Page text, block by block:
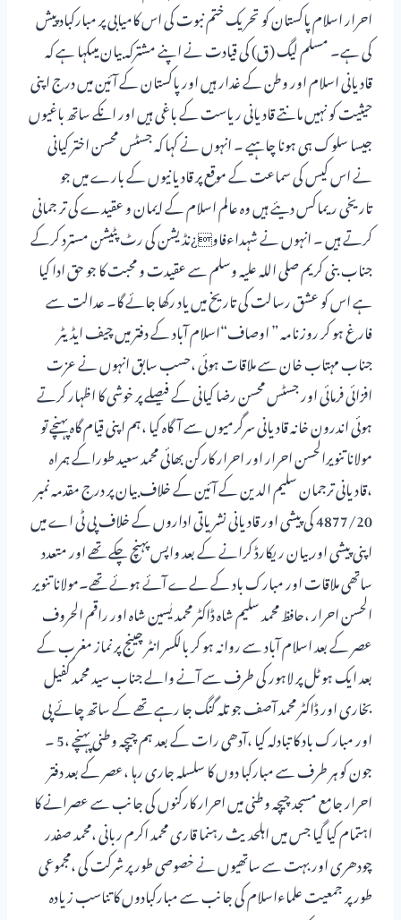
احرار اسلام پاکستان کو تحریک ختم نبوت کی اس کامیابی پر مبارکباد پیش
کی ہے۔ مسلم لیگ (ق) کی قیادت نے اپنے مشترکہ بیان میںکہا ہے کہ
قادیانی اسلام اور وطن کے غدار ہیں اور پاکستان کے آئین میں درج اپنی
حیثیت کو نہیں مانتے قادیانی ریاست کے باغی ہیں اور انکے ساتھ باغیوں
جیسا سلوک ہی ہونا چاہیے ۔ انہوں نے کہا کہ جسٹس محسن اختر کیانی
نے اس کیس کی سماعت کے موقع پر قادیانیوں کے بارے میں جو
تاریخی ریماکس دیئے ہیں وہ عالم اسلام کے ایمان و عقیدے کی تر جمانی
کرتے ہیں ۔ انہوں نے شہداءفاو¿نڈیشن کی رٹ پٹیشن مسترد کرکے
جناب بنی کریم صلی اللہ علیہ وسلم سے عقیدت و محبت کا جو حق ادا کیا
ہے اس کو عشق رسالت کی تاریخ میں یاد رکھا جائے گا۔ عدالت سے
فارغ ہو کر روزنامہ ” اوصاف“اسلام آباد کے دفتر میں چیف ایڈیٹر
جناب مہتاب خان سے ملاقات ہوئی ،حسب سابق انہوں نے عزت
افزائی فرمائی اور جسٹس محسن رضا کیانی کے فیصلے پر خوشی کا اظہار کرتے
ہوئی اندرون خانہ قادیانی سرگرمیوں سے آگاہ کیا ،ہم اپنی قیام گاہ پہنچے تو
مولانا تنویرالحسن احرار اور احرار کارکن بھائی محمد سعید طوراکے ہمراہ
،قادیانی ترجمان سلیم الدین کے آئین کے خلاف بیان پر درج مقدمہ نمبر
4877/20 کی پیشی اور قادیانی نشریاتی اداروں کے خلاف پی ٹی اے میں
اپنی پیشی اور بیان ریکارڈ کرانے کے بعد واپس پہنچ چکے تھے اور متعدد
ساتھی ملاقات اور مبارک باد کے لےے آئے ہوئے تھے۔مولانا تنویر
الحسن احرار ،حافظ محمد سلیم شاہ ڈاکٹر محمد یٰسین شاہ اور راقم الحروف
عصر کے بعد اسلام آباد سے روانہ ہو کر بالکسر انٹر چینج پر نماز مغرب کے
بعد ایک ہوٹل پر لاہور کی طرف سے آنے والے جناب سید محمد کفیل
بخاری اور ڈاکٹر محمد آصف جو تلہ گنگ جا رہے تھے کے ساتھ چائے پی
اور مبارک باد کا تبادلہ کیا ،آدھی رات کے بعد ہم چیچہ وطنی پہنچے ،5 ۔
جون کو ہر طرف سے مبارکبا دوں کا سلسلہ جاری رہا ،عصر کے بعد دفتر
احرار جامع مسجد چیچہ وطنی میں احرار کارکنوں کی جانب سے عصرانے کا
اہتمام کیا گیا جس میں اہلحدیث رہنما قاری محمد اکرم ربانی ،محمد صفدر
چودھری اور بہت سے ساتھیوں نے خصوصی طور پر شرکت کی ،مجموعی
طور پر جمعیت علماءاسلام کی جانب سے مبارکبادوں کا تناسب زیادہ